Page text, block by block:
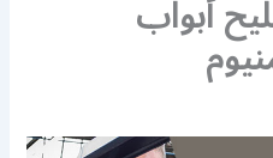
/ تصليح أبواب